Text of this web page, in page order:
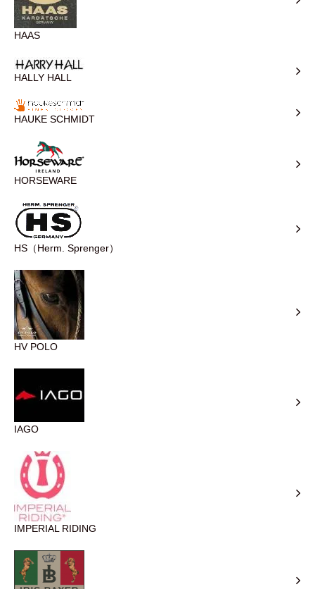
HAAS
HALLY HALL
HAUKE SCHMIDT
HORSEWARE
HS（Herm. Sprenger）
HV POLO
IAGO
IMPERIAL RIDING